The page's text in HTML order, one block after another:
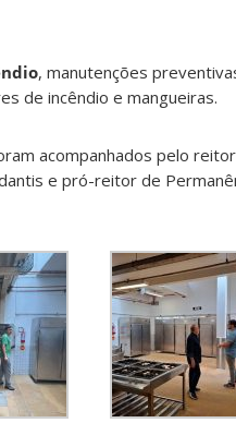
, manutenções
de incêndio e mangueiras.
acompanhados pelo
e pró-reitor de